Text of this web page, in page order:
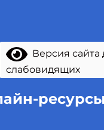
Версия сайта
слабовидящих
ресурсы